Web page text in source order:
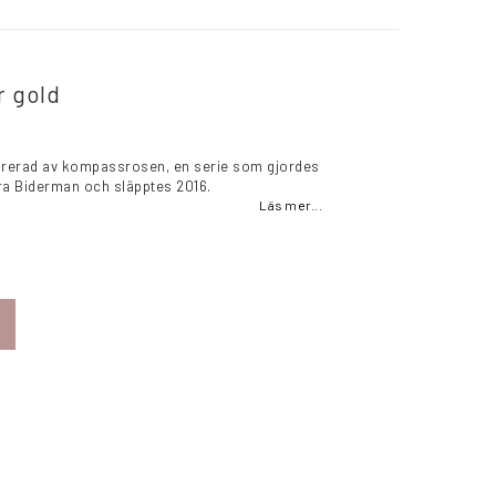
gold
av kompassrosen, en serie som gjordes
Biderman och släpptes 2016.
Läs mer...